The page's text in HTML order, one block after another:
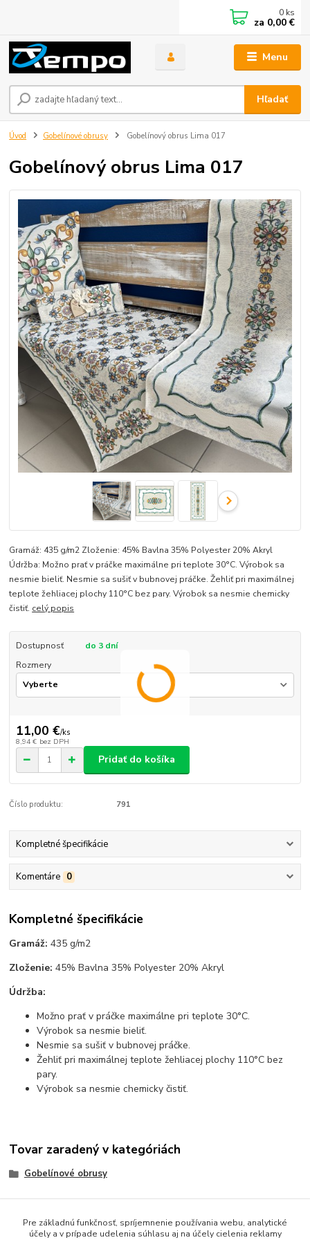
Menu
Hľadať
0 ks
za 0,00 €
Úvod Gobelínové obrusy Gobelínový obrus Lima 017
Gobelínový obrus Lima 017
Gramáž: 435 g/m2 Zloženie: 45% Bavlna 35% Polyester 20% Akryl
Údržba: Možno prať v práčke maximálne pri teplote 30°C. Výrobok sa
nesmie bieliť. Nesmie sa sušiť v bubnovej práčke. Žehliť pri maximálnej
teplote žehliacej plochy 110°C bez pary. Výrobok sa nesmie chemicky
čistiť. celý popis
Dostupnosť
do 3 dní
Rozmery
11,00 €/ks
8,94 € bez DPH
Pridať do košíka
Číslo produktu: 791
Kompletné špecifikácie
Komentáre 0
Kompletné špecifikácie
Gramáž: 435 g/m2
Zloženie: 45% Bavlna 35% Polyester 20% Akryl
Údržba:
Možno prať v práčke maximálne pri teplote 30°C.
Výrobok sa nesmie bieliť.
Nesmie sa sušiť v bubnovej práčke.
Žehliť pri maximálnej teplote žehliacej plochy 110°C bez
pary.
Výrobok sa nesmie chemicky čistiť.
Tovar zaradený v kategóriách
Gobelínové obrusy
Pre základnú funkčnosť, spríjemnenie používania webu, analytické
účely a v prípade udelenia súhlasu aj na účely cielenia reklamy